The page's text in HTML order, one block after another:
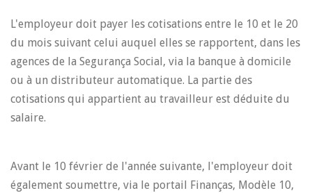
L'employeur doit payer les cotisations entre le 10 et le 20
du mois suivant celui auquel elles se rapportent, dans les
agences de la Segurança Social, via la banque à domicile
ou à un distributeur automatique. La partie des
cotisations qui appartient au travailleur est déduite du
salaire.
Avant le 10 février de l'année suivante, l'employeur doit
également soumettre, via le portail Finanças, Modèle 10,